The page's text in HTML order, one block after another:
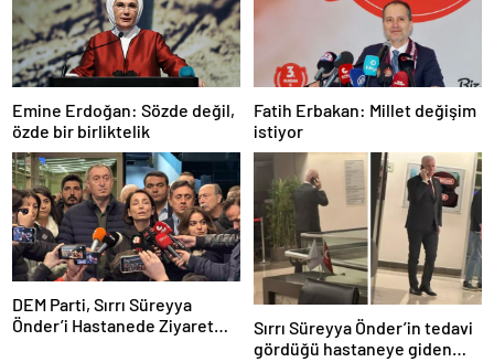
ekranı!
Emine Erdoğan: Sözde değil,
özde bir birliktelik
Fatih Erbakan: Millet değişim
istiyor
DEM Parti, Sırrı Süreyya
Önder’i Hastanede Ziyaret
Sırrı Süreyya Önder’in tedavi
gördüğü hastaneye giden